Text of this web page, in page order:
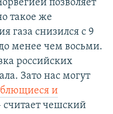
позволяет
такое же
газа снизился с 9
менее чем восьми.
российских
Зато нас могут
и
считает чешский